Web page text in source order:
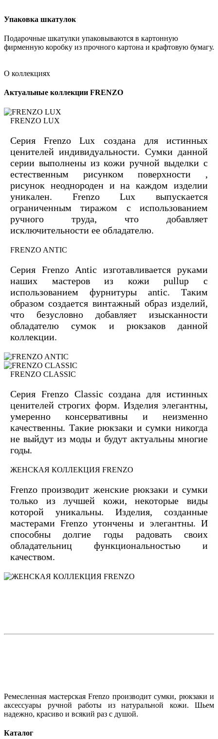
Упаковка шкатулок
Подарочные шкатулки упаковываются в картонную
фирменную коробку из прочного картона и крафтовую бумагу.
О коллекциях
Актуальные коллекции FRENZO
FRENZO LUX
Серия Frenzo Lux создана для истинных
ценителей индивидуальности. Сумки данной
серии выполнены из кожи ручной выделки с
естественным рисунком поверхности ,
рисунок неоднороден и на каждом изделии
уникален. Frenzo Lux выпускается
ограниченным тиражом с использованием
ручного труда, что добавляет
исключительности ее обладателю.
FRENZO ANTIC
Серия Frenzo Antic изготавливается руками
наших мастеров из кожи pullup с
использованием фурнитуры antic. Таким
образом создается винтажный образ изделий,
что безусловно добавляет изысканности
обладателю сумок и рюкзаков данной
коллекции.
FRENZO CLASSIC
Серия Frenzo Сlassic создана для истинных
ценителей строгих форм. Изделия элегантны,
умеренно консервативны и неизменно
качественны. Такие рюкзаки и сумки никогда
не выйдут из моды и будут актуальны многие
годы.
ЖЕНСКАЯ КОЛЛЕКЦИЯ FRENZO
Frenzo производит женские рюкзаки и сумки
только из лучшей кожи, некоторые виды
которой уникальны. Изделия, созданные
мастерами Frenzo утончены и элегантны. И
способны долгие годы радовать своих
обладательниц функциональностью и
качеством.
Ремесленная мастерская Frenzo производит сумки, рюкзаки и
аксессуары ручной работы из натуральной кожи. Шьем
надежно, красиво и всякий раз с душой.
Каталог